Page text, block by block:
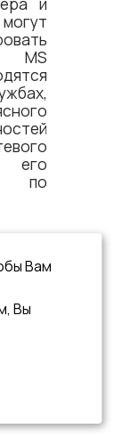
MS
его
по
6.0
Вам
Вы